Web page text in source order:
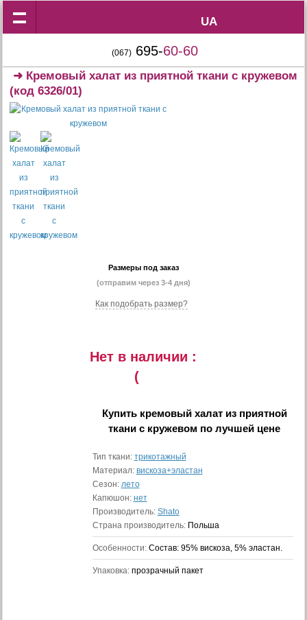
UA
UA
(067) 695-60-60
➜ Кремовый халат из приятной ткани с кружевом
(код 6326/01)
Размеры под заказ
(отправим через 3-4 дня)
Как подобрать размер?
Нет в наличии :
(
Купить кремовый халат из приятной
ткани с кружевом по лучшей цене
Тип ткани: трикотажный
Материал: вискоза+эластан
Сезон: лето
Капюшон: нет
Производитель: Shato
Страна производитель: Польша
Особенности: Состав: 95% вискоза, 5% эластан.
Упаковка: прозрачный пакет